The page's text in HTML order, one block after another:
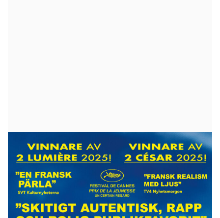
Franska traditioner i ny tappning, i Cannes-prisad
uppfriskande dramakomedi!
På den franska landsbygden i Jura spenderar
Totone den mesta av sin tid med att festa med sitt
kompisgäng. De lever för dagen, hamnar i konflikter
och utmanar tristessen utan eftertanke. Men